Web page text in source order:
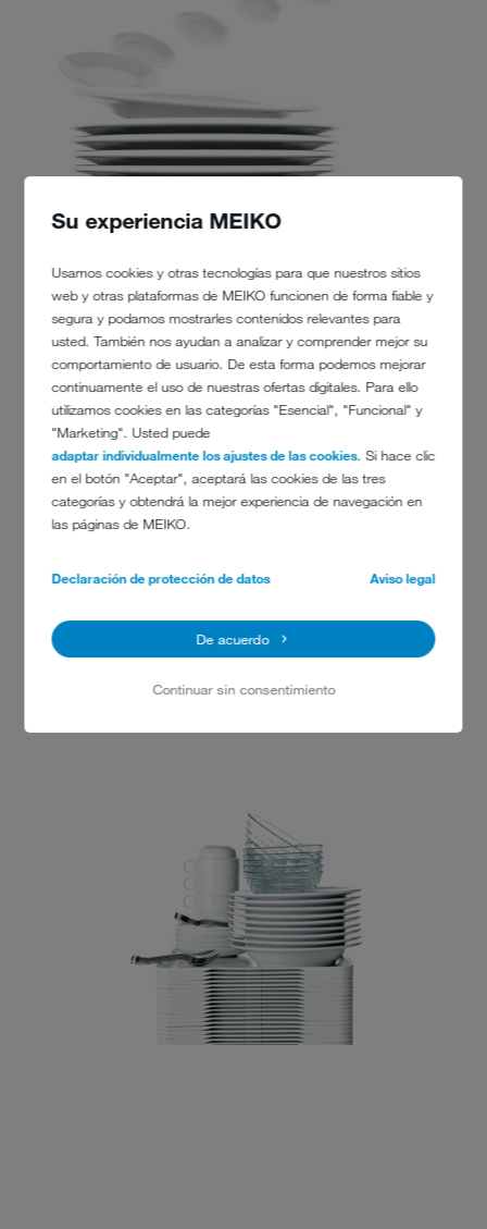
Su experiencia MEIKO
Usamos cookies y otras tecnologías para que nuestros sitios
web y otras plataformas de MEIKO funcionen de forma fiable y
segura y podamos mostrarles contenidos relevantes para
usted. También nos ayudan a analizar y comprender mejor su
comportamiento de usuario. De esta forma podemos mejorar
continuamente el uso de nuestras ofertas digitales. Para ello
utilizamos cookies en las categorías "Esencial", "Funcional" y
"Marketing". Usted puede
adaptar individualmente los ajustes de las cookies. Si hace clic
en el botón "Aceptar", aceptará las cookies de las tres
categorías y obtendrá la mejor experiencia de navegación en
las páginas de MEIKO.
Declaración de protección de datos Aviso legal
De acuerdo
Continuar sin consentimiento